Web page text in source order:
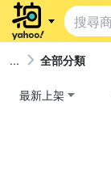
全部分類
最新上架